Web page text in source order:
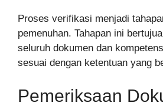
Proses verifikasi menjadi
pemenuhan. Tahapan ini
seluruh dokumen dan
sesuai dengan ketentuan yang
Pemeriksaan